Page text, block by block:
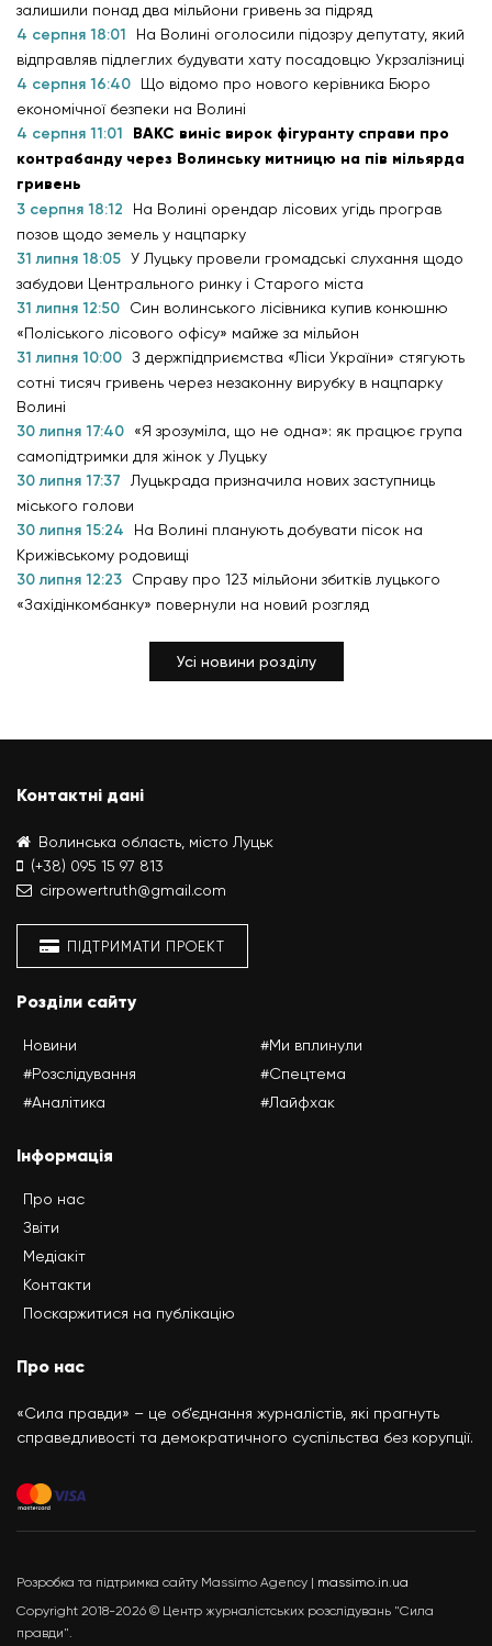
залишили понад два мільйони гривень за підряд
4 серпня 18:01
На Волині оголосили підозру депутату, який
відправляв підлеглих будувати хату посадовцю Укрзалізниці
4 серпня 16:40
Що відомо про нового керівника Бюро
економічної безпеки на Волині
4 серпня 11:01
ВАКС виніс вирок фігуранту справи про
контрабанду через Волинську митницю на пів мільярда
гривень
3 серпня 18:12
На Волині орендар лісових угідь програв
позов щодо земель у нацпарку
31 липня 18:05 У Луцьку провели громадські слухання щодо
забудови Центрального ринку і Старого міста
31 липня 12:50
Син волинського лісівника купив конюшню
«Поліського лісового офісу» майже за мільйон
31 липня 10:00 З держпідприємства «Ліси України» стягують
сотні тисяч гривень через незаконну вирубку в нацпарку
Волині
30 липня 17:40
«Я зрозуміла, що не одна»: як працює група
самопідтримки для жінок у Луцьку
30 липня 17:37
Луцькрада призначила нових заступниць
міського голови
30 липня 15:24
На Волині планують добувати пісок на
Крижівському родовищі
30 липня 12:23
Справу про 123 мільйони збитків луцького
«Західінкомбанку» повернули на новий розгляд
Усі новини розділу
Контактні дані
Волинська область, місто Луцьк
(+38) 095 15 97 813
cirpowertruth@gmail.com
ПІДТРИМАТИ ПРОЕКТ
Розділи сайту
Новини
#Розслідування
#Аналітика
#Ми вплинули
#Спецтема
#Лайфхак
Інформація
Про нас
Звіти
Медіакіт
Контакти
Поскаржитися на публікацію
Про нас
«Сила правди» – це об’єднання журналістів, які прагнуть
справедливості та демократичного суспільства без корупції.
Розробка та підтримка сайту Massimo Agency | massimo.in.ua
Copyright 2018-2026 © Центр журналістських розслідувань "Сила
правди".